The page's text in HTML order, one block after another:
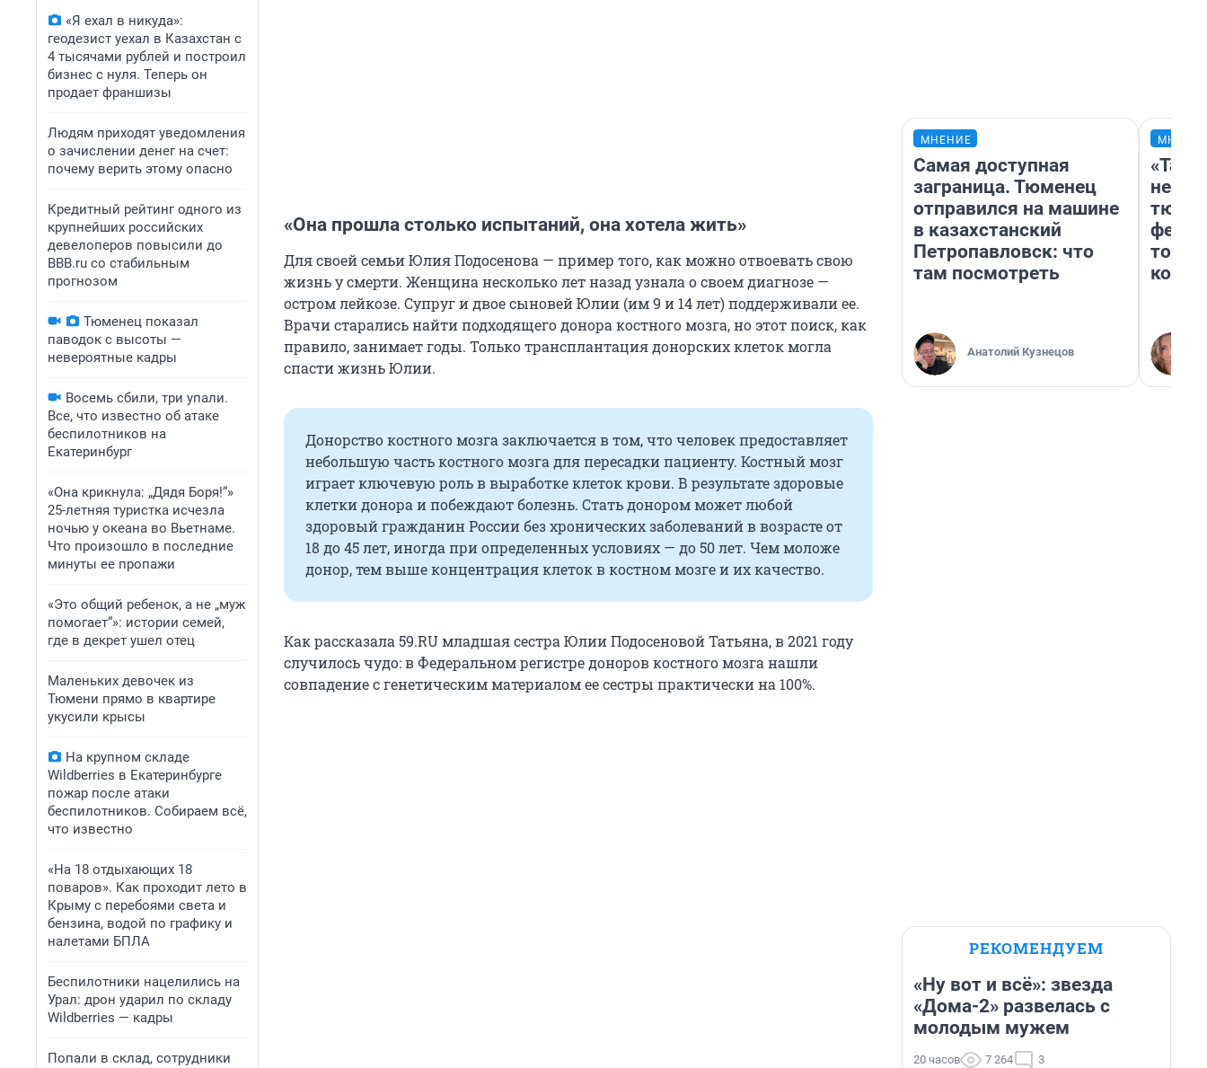
«Я ехал в никуда»:
геодезист уехал в Казахстан с
4 тысячами рублей и построил
бизнес с нуля. Теперь он
продает франшизы
Людям приходят уведомления
о зачислении денег на счет:
почему верить этому опасно
Кредитный рейтинг одного из
крупнейших российских
девелоперов повысили до
BBB.ru со стабильным
прогнозом
Тюменец показал
паводок с высоты —
невероятные кадры
Восемь сбили, три упали.
Все, что известно об атаке
беспилотников на
Екатеринбург
«Она крикнула: „Дядя Боря!“»
25-летняя туристка исчезла
ночью у океана во Вьетнаме.
Что произошло в последние
минуты ее пропажи
«Это общий ребенок, а не „муж
помогает“»: истории семей,
где в декрет ушел отец
Маленьких девочек из
Тюмени прямо в квартире
укусили крысы
На крупном складе
Wildberries в Екатеринбурге
пожар после атаки
беспилотников. Собираем всё,
что известно
«На 18 отдыхающих 18
поваров». Как проходит лето в
Крыму с перебоями света и
бензина, водой по графику и
налетами БПЛА
Беспилотники нацелились на
Урал: дрон ударил по складу
Wildberries — кадры
Попали в склад, сотрудники
«Она прошла столько испытаний, она хотела жить»
Для своей семьи Юлия Подосенова — пример того, как можно отвоевать свою
жизнь у смерти. Женщина несколько лет назад узнала о своем диагнозе —
остром лейкозе. Супруг и двое сыновей Юлии (им 9 и 14 лет) поддерживали ее.
Врачи старались найти подходящего донора костного мозга, но этот поиск, как
правило, занимает годы. Только трансплантация донорских клеток могла
спасти жизнь Юлии.
Донорство костного мозга заключается в том, что человек предоставляет
небольшую часть костного мозга для пересадки пациенту. Костный мозг
играет ключевую роль в выработке клеток крови. В результате здоровые
клетки донора и побеждают болезнь. Стать донором может любой
здоровый гражданин России без хронических заболеваний в возрасте от
18 до 45 лет, иногда при определенных условиях — до 50 лет. Чем моложе
донор, тем выше концентрация клеток в костном мозге и их качество.
Как рассказала 59.RU младшая сестра Юлии Подосеновой Татьяна, в 2021 году
случилось чудо: в Федеральном регистре доноров костного мозга нашли
совпадение с генетическим материалом ее сестры практически на 100%.
МНЕНИЕ
Самая доступная
заграница. Тюменец
отправился на машине
в казахстанский
Петропавловск: что
там посмотреть
Анатолий Кузнецов
не
РЕКОМЕНДУЕМ
«Ну вот и всё»: звезда
«Дома-2» развелась с
молодым мужем
20 часов 7 264 3